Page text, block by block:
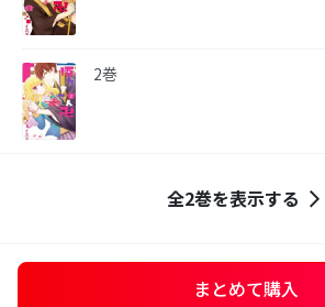
2巻
全2巻を表示する
まとめて購入